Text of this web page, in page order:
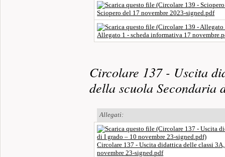
Sciopero del 17 novembre 2023-signed.pdf
Allegato 1 - scheda informativa 17
Circolare 137 - Uscita
della scuola Secondaria
Allegati:
Circolare 137 - Uscita didattica delle classi
novembre 23-signed.pdf